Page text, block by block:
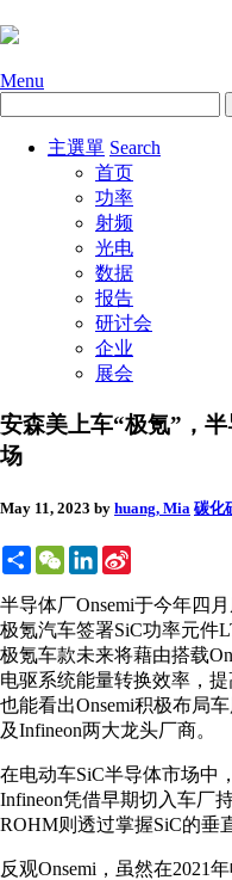
Menu
主選單 Search
首页
功率
射频
光电
数据
报告
研讨会
企业
展会
安森美上车“极氪”，
场
May 11, 2023 by huang, Mia 碳化
ShareWeChatLinkedIn
半导体厂Onsemi于今年四
极氪汽车签署SiC功率元件
极氪车款未来将藉由搭载
电驱系统能量转换效率，
也能看出Onsemi积极布局
及Infineon两大龙头厂商。
在电动车SiC半导体市场中
Infineon凭借早期切入车厂
ROHM则透过掌握SiC的垂
反观Onsemi，虽然在2021